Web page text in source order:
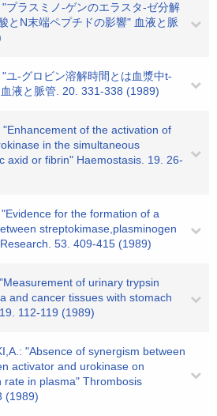
プラスミノ-ゲンのエラスタ-ゼ分解
とN末端ペプチドの影響" 血液と脈
ユ-グロビン溶解時間とは血漿中t-
液と脈管. 20. 331-338 (1989)
"Enhancement of the activation of
in the simultaneous
axid or fibrin" Haemostasis. 19. 26-
"Evidence for the formation of a
streptokimase,plasminogen
53. 409-415 (1989)
of urinary trypsin
and cancer tissues with stomach
112-119 (1989)
"Absence of synergism between
activator and urokinase on
rate in plasma" Thrombosis
(1989)